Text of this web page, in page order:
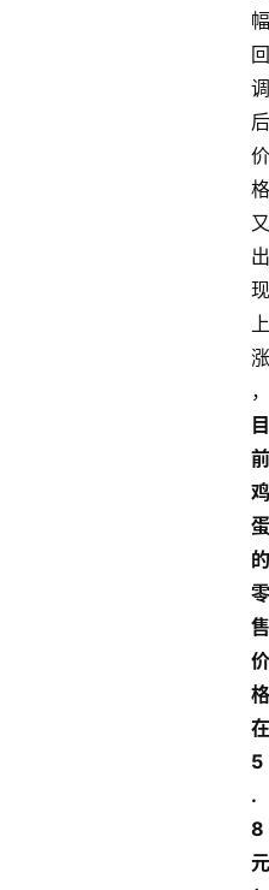
幅
回
调
后
价
格
又
出
现
上
涨
，
目
前
鸡
蛋
的
零
售
价
格
在
5
.
8
元